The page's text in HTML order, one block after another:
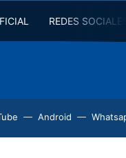
REDES
Android